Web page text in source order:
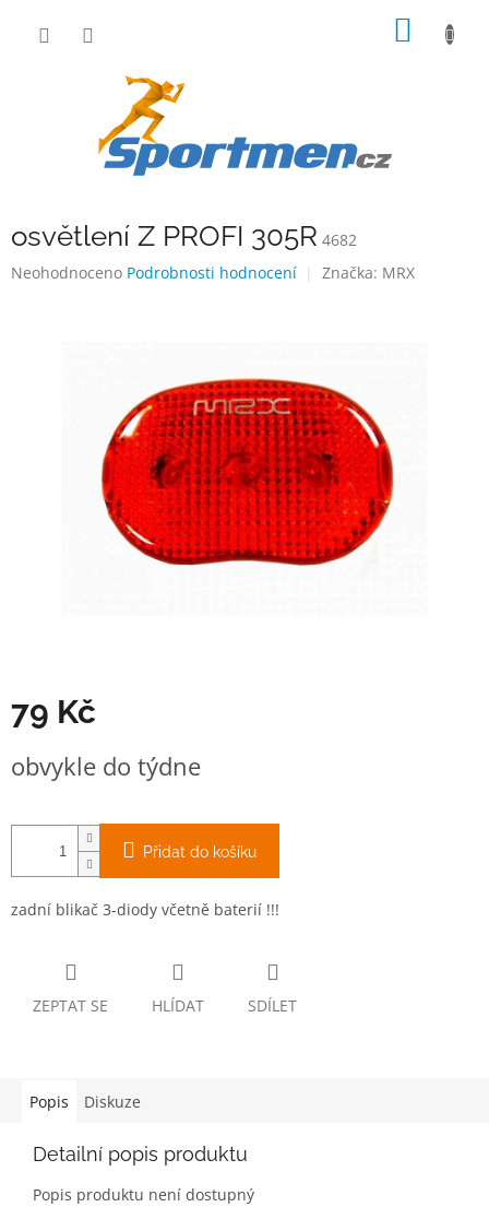
osvětlení Z PROFI 305R 4682
Průměrné
Neohodnoceno Podrobnosti hodnocení Značka: MRX
79 Kč
cena:
obvykle do týdne
Přidat do košíku
zadní blikač 3-diody včetně baterií !!!
ZEPTAT SE HLÍDAT SDÍLET
Popis Diskuze
Detailní popis produktu
Popis produktu není dostupný